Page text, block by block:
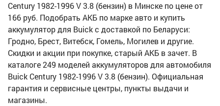
Century 1982-1996 V 3.8 (бензин) в Минске по цене от
166 руб. Подобрать АКБ по марке авто и купить
аккумулятор для Buick с доставкой по Беларуси:
Гродно, Брест, Витебск, Гомель, Могилев и другие.
Скидки и акции при покупке, старый АКБ в зачет. В
каталоге 249 моделей аккумуляторов для автомобиля
Buick Century 1982-1996 V 3.8 (бензин). Официальная
гарантия и сервисные центры, пункты выдачи и
магазины.